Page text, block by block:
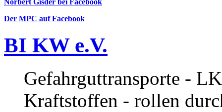
Der MPC auf Facebook
BI KW e.V.
Gefahrguttransporte -
Kraftstoffen - rollen